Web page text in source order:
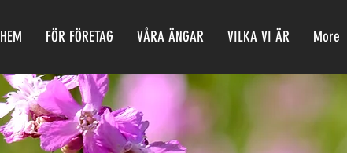
HEM FÖR FÖRETAG VÅRA ÄNGAR VILKA VI ÄR More